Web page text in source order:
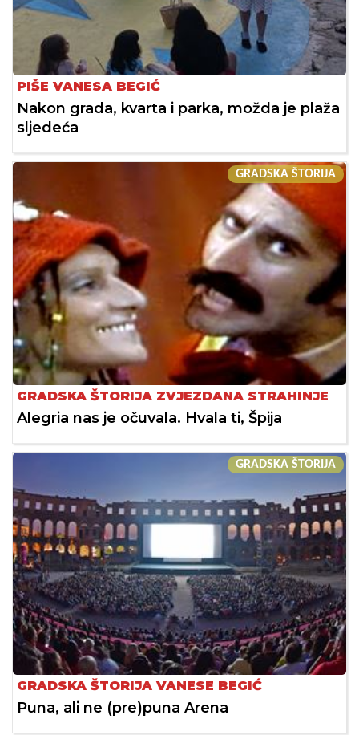
PIŠE VANESA BEGIĆ
Nakon grada, kvarta i parka, možda je plaža
sljedeća
GRADSKA ŠTORIJA
GRADSKA ŠTORIJA ZVJEZDANA STRAHINJE
Alegria nas je očuvala. Hvala ti, Špija
GRADSKA ŠTORIJA
GRADSKA ŠTORIJA VANESE BEGIĆ
Puna, ali ne (pre)puna Arena